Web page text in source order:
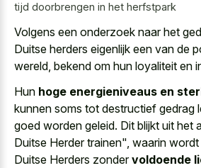
tijd doorbrengen in het herfstpark
Volgens een onderzoek naar het
Duitse herders eigenlijk een van de
wereld, bekend om hun loyaliteit en
Hun hoge energieniveaus en
kunnen soms tot destructief gedrag
goed worden geleid. Dit blijkt uit het
Duitse Herder trainen", waarin
Duitse Herders zondervoldoende